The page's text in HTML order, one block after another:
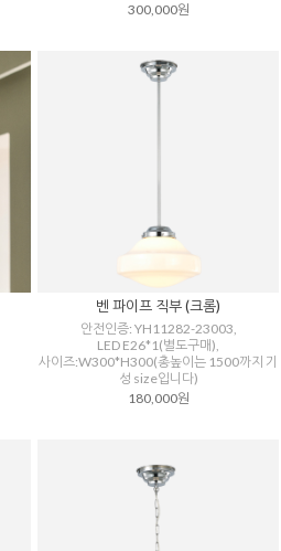
300,000원
벤 파이프 직부 (크롬)
안전인증: YH11282-23003,
LED E26*1(별도구매),
사이즈:W300*H300(총높이는 1500까지 기
성 size입니다)
180,000원